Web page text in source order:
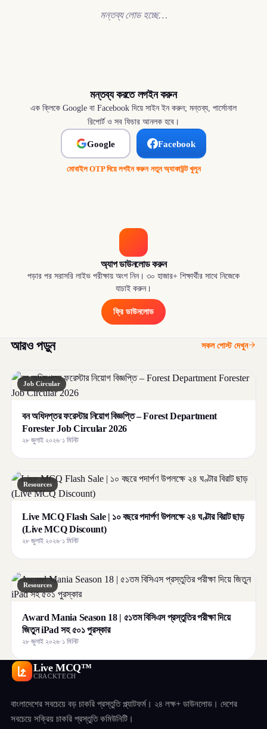
মন্তব্য লোড হচ্ছে…
মন্তব্য করতে লগইন করুন
এক ক্লিকে Google বা Facebook দিয়ে সাইন ইন করুন; মন্তব্য, পার্সোনাল
রিপোর্ট ও সব ফিচার আনলক হবে।
Google Facebook
মোবাইল OTP দিয়ে লগইন করুন·নতুন অ্যাকাউন্ট খুলুন
অ্যাপ ডাউনলোড করুন
পড়ার পর সরাসরি লাইভ পরীক্ষায় অংশ নিন। ৩০ হাজার+ শিক্ষার্থীর সাথে নিজেকে
যাচাই করুন।
ফ্রি ডাউনলোড
আরও পড়ুন সকল পোস্ট দেখুন
Job Circular
বন অধিদপ্তর ফরেস্টার নিয়োগ বিজ্ঞপ্তি – Forest Department
Forester Job Circular 2026
২৮ জুলাই ২০২৬·১ মিনিট
Resources
Live MCQ Flash Sale | ১০ বছরে পদার্পণ উপলক্ষে ২৪ ঘণ্টার বিরাট ছাড়
(Live MCQ Discount)
২৮ জুলাই ২০২৬·১ মিনিট
Resources
Award Mania Season 18 | ৫১তম বিসিএস প্রস্তুতির পরীক্ষা দিয়ে
জিতুন iPad সহ ৫০১ পুরস্কার
২৮ জুলাই ২০২৬·১ মিনিট
Live MCQ™
CRACKTECH
বাংলাদেশের সবচেয়ে বড় চাকরি প্রস্তুতি প্ল্যাটফর্ম। ২৪ লক্ষ+ ডাউনলোড। দেশের
সবচেয়ে সক্রিয় চাকরি প্রস্তুতি কমিউনিটি।